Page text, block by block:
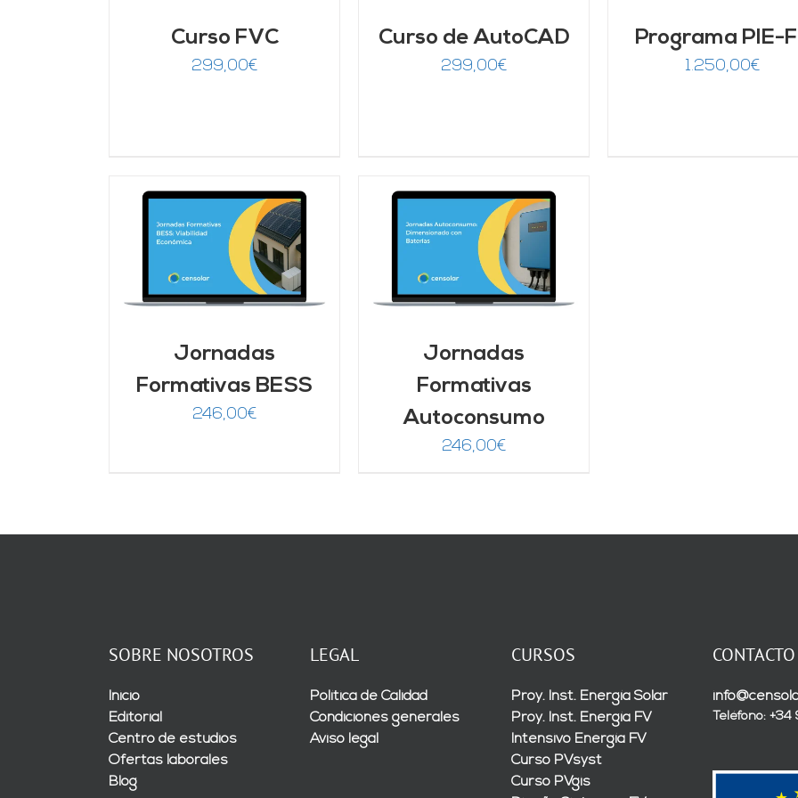
Curso FVC
299,00€
Curso de AutoCAD
299,00€
Programa PIE-
1.250,00€
Jornadas
Formativas BESS
246,00€
AÑADIR AL CARRITO
DETALLES
Jornadas
Formativas
Autoconsumo
246,00€
SOBRE NOSOTROS
Inicio
Editorial
Centro de estudios
Ofertas laborales
Blog
LEGAL
Política de Calidad
Condiciones generales
Aviso legal
CURSOS
Proy. Inst. Energía Solar
Proy. Inst. Energía FV
Intensivo Energía FV
Curso PVsyst
Curso PVgis
CONTACTO
Teléfono: